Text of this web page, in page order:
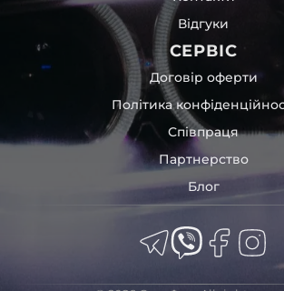
Відгуки
СЕРВІС
Договір оферти
Політика
Співпраця
Партнерство
Блог